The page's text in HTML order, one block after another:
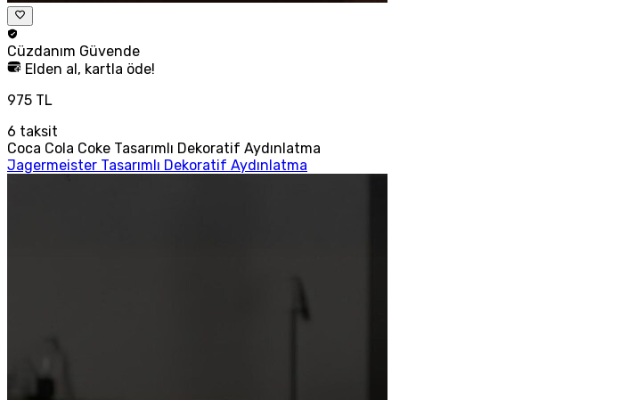
Cüzdanım Güvende
Elden al, kartla öde!
975 TL
6 taksit
Coca Cola Coke Tasarımlı Dekoratif Aydınlatma
Jagermeister Tasarımlı Dekoratif Aydınlatma